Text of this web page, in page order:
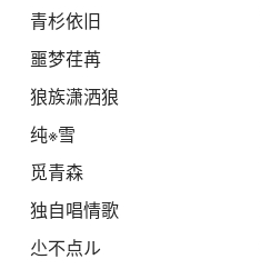
青杉依旧
噩梦荏苒
狼族潇洒狼
纯※雪
觅青森
独自唱情歌
尐不点ル